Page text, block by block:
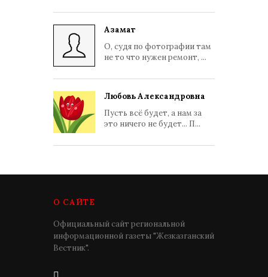
Азамат
О, судя по фотографии там
не то что нужен ремонт, ...
Любовь Александровна
Пусть всё будет, а нам за
это ничего не будет... П...
О САЙТЕ
Официальный сайт региональной
информационной газеты "Жезказганский
Вестник".